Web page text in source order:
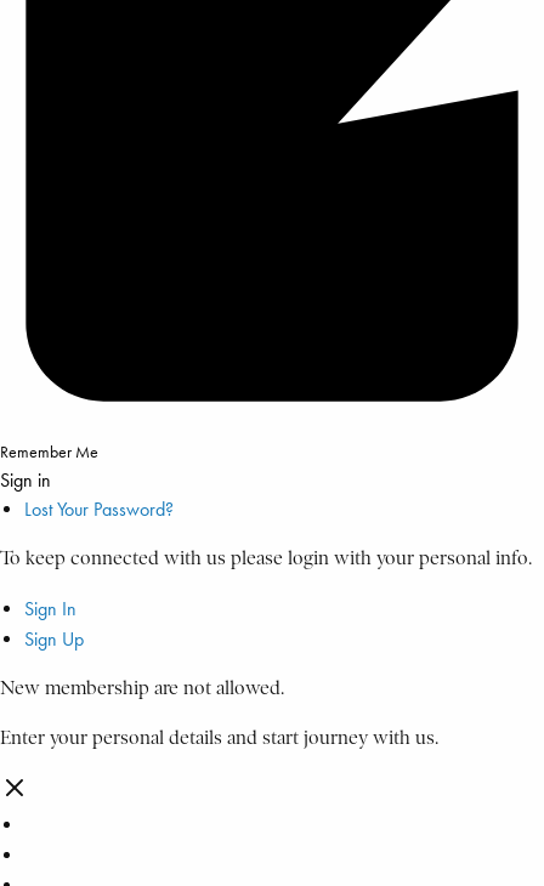
Remember Me
Sign in
Lost Your Password?
To keep connected with us please login with your personal info.
Sign In
Sign Up
New membership are not allowed.
Enter your personal details and start journey with us.